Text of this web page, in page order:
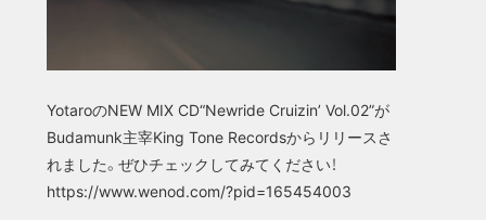
YotaroのNEW MIX CD“Newride Cruizin’ Vol.02”が
Budamunk主宰King Tone Recordsからリリースさ
れました。ぜひチェックしてみてください！
https://www.wenod.com/?pid=165454003